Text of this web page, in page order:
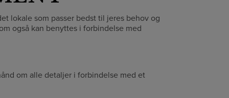
lokale som passer bedst til jeres behov og
også kan benyttes i forbindelse med
om alle detaljer i forbindelse med et